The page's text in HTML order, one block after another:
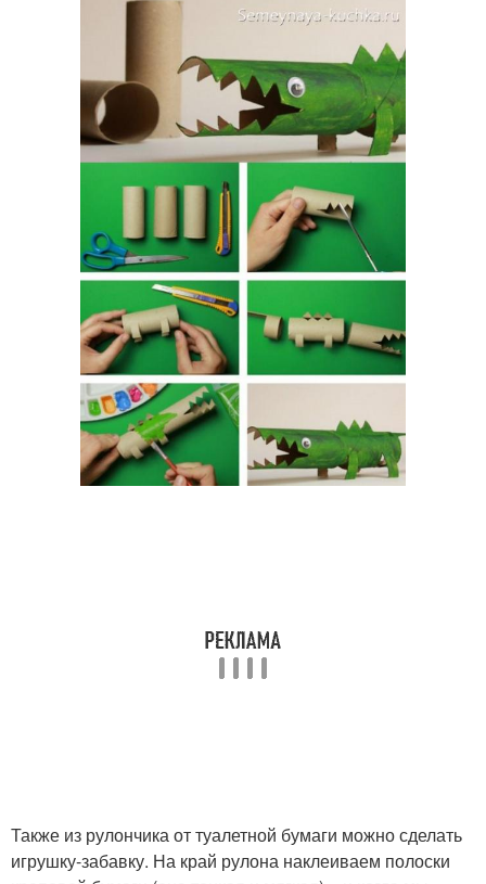
Также из рулончика от туалетной бумаги можно сделать
игрушку-забавку. На край рулона наклеиваем полоски